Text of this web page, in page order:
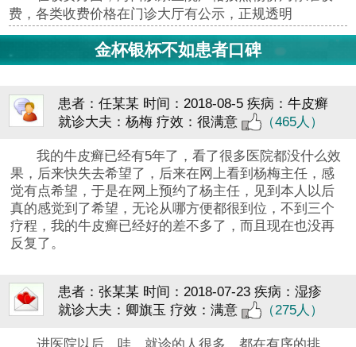
费，各类收费价格在门诊大厅有公示，正规透明
金杯银杯不如患者口碑
患者：任某某 时间：2018-08-5 疾病：牛皮癣
就诊大夫：杨梅 疗效：很满意 （465人）
我的牛皮癣已经有5年了，看了很多医院都没什么效
果，后来快失去希望了，后来在网上看到杨梅主任，感
觉有点希望，于是在网上预约了杨主任，见到本人以后
真的感觉到了希望，无论从哪方便都很到位，不到三个
疗程，我的牛皮癣已经好的差不多了，而且现在也没再
反复了。
患者：张某某 时间：2018-07-23 疾病：湿疹
就诊大夫：卿旗玉 疗效：满意 （275人）